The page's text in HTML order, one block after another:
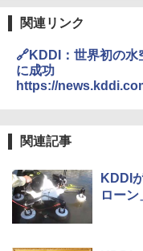
関連リンク
🔗KDDI：世界初の水
に成功
https://
関連記事
KDDI
ロー